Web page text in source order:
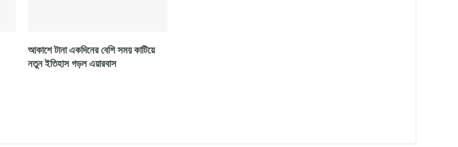
আকাশে টানা একদিনের বেশি সময় কাটিয়ে
নতুন ইতিহাস গড়ল এয়ারবাস